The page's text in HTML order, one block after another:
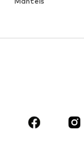
Rokken
Accessoires